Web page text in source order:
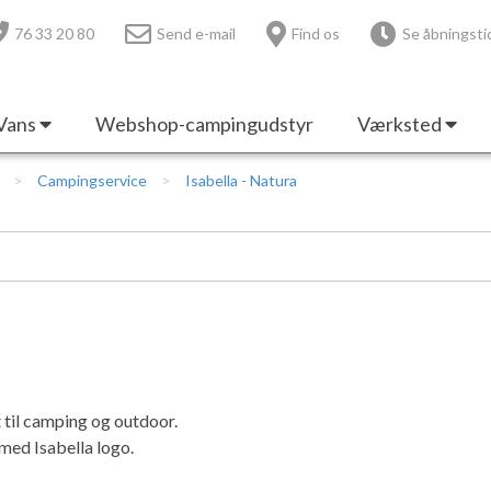
76 33 20 80 Send e-mail Find os Se
Webshop-campingudstyr Værksted
Campingservice Isabella - Natura
camping og outdoor.
Isabella logo.